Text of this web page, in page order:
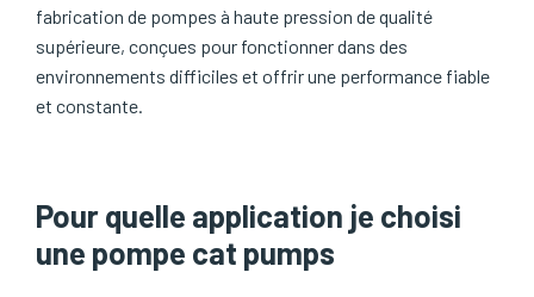
fabrication de pompes à haute pression de qualité
supérieure, conçues pour fonctionner dans des
environnements difficiles et offrir une performance fiable
et constante.
Pour quelle application je choisi
une pompe cat pumps